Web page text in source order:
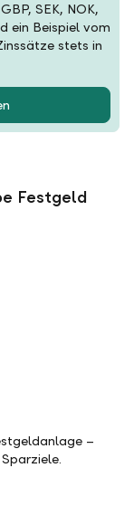
SEK, NOK,
ein Beispiel vom
stets in
Festgeld
–